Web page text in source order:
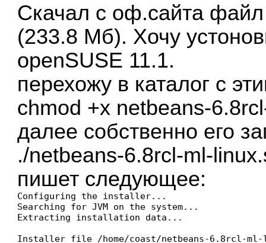
Скачал с оф.сайта
(233.8 Мб). Хочу
openSUSE 11.1.
перехожу в каталог с
chmod +x netbeans-
далее собственно его
./netbeans-6.8rcl-ml-
пишет следующее:
Configuring the installer...
Searching for JVM on the system...
Extracting installation data...